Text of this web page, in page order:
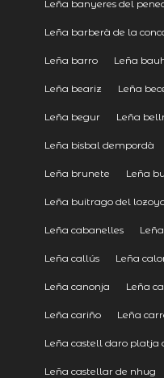
Leña banyeres del
Leña barberà de la
Leña barro Leña
Leña beariz Leña
Leña begur Leña
Leña bisbal dempordà
Leña brunete Leña
Leña buitrago del
Leña cabanelles
Leña callús Leña
Leña canonja Leña
Leña cariño Leña
Leña castell daro platja
Leña castellar de nhug